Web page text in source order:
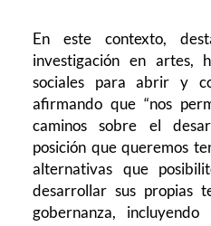
En este contexto,
investigación en artes,
sociales para abrir y
afirmando que “nos
caminos sobre el
posición que queremos
alternativas que
desarrollar sus propias
gobernanza,